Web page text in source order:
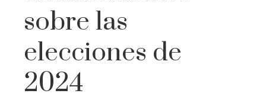
sobre las
elecciones de
2024